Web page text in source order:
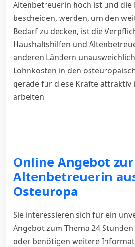
Altenbetreuerin hoch ist und die
bescheiden, werden, um den
Bedarf zu decken, ist die
Haushaltshilfen und
anderen Ländern
Lohnkosten in den
gerade für diese Kräfte attraktiv
arbeiten.
Online Angebot zur
Altenbetreuerin
Osteuropa
Sie interessieren sich für ein
Angebot zum Thema 24
oder benötigen weitere